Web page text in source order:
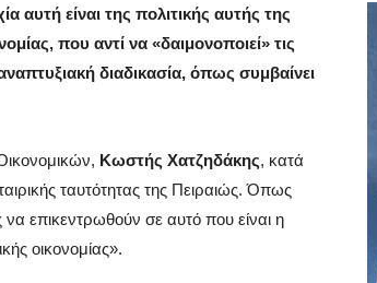
αυτή είναι της πολιτικής αυτής της
που αντί να «δαιμονοποιεί» τις
διαδικασία, όπως συμβαίνει
Κωστής Χατζηδάκης, κατά
ταυτότητας της Πειραιώς. Όπως
να επικεντρωθούν σε αυτό που είναι η
οικονομίας».